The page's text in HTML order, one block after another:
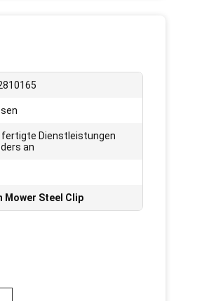
fertigte Dienstleistungen
an
Mower Steel Clip